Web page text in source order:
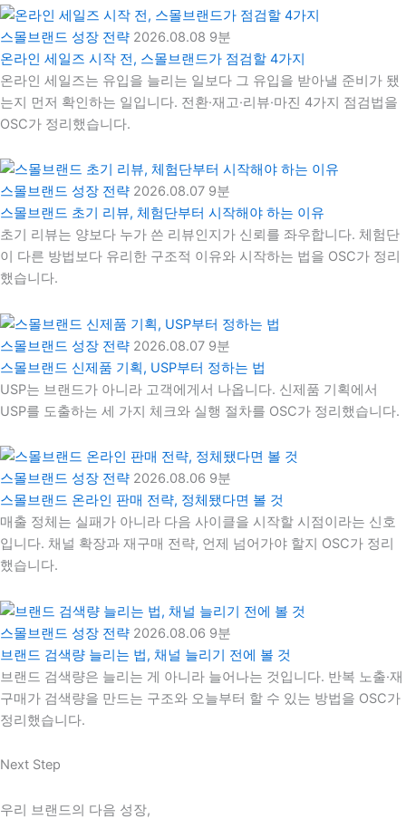
스몰브랜드 성장 전략 2026.08.08 9분
온라인 세일즈 시작 전, 스몰브랜드가 점검할 4가지
온라인 세일즈는 유입을 늘리는 일보다 그 유입을 받아낼 준비가 됐
는지 먼저 확인하는 일입니다. 전환·재고·리뷰·마진 4가지 점검법을
OSC가 정리했습니다.
스몰브랜드 성장 전략 2026.08.07 9분
스몰브랜드 초기 리뷰, 체험단부터 시작해야 하는 이유
초기 리뷰는 양보다 누가 쓴 리뷰인지가 신뢰를 좌우합니다. 체험단
이 다른 방법보다 유리한 구조적 이유와 시작하는 법을 OSC가 정리
했습니다.
스몰브랜드 성장 전략 2026.08.07 9분
스몰브랜드 신제품 기획, USP부터 정하는 법
USP는 브랜드가 아니라 고객에게서 나옵니다. 신제품 기획에서
USP를 도출하는 세 가지 체크와 실행 절차를 OSC가 정리했습니다.
스몰브랜드 성장 전략 2026.08.06 9분
스몰브랜드 온라인 판매 전략, 정체됐다면 볼 것
매출 정체는 실패가 아니라 다음 사이클을 시작할 시점이라는 신호
입니다. 채널 확장과 재구매 전략, 언제 넘어가야 할지 OSC가 정리
했습니다.
스몰브랜드 성장 전략 2026.08.06 9분
브랜드 검색량 늘리는 법, 채널 늘리기 전에 볼 것
브랜드 검색량은 늘리는 게 아니라 늘어나는 것입니다. 반복 노출·재
구매가 검색량을 만드는 구조와 오늘부터 할 수 있는 방법을 OSC가
정리했습니다.
Next Step
우리 브랜드의 다음 성장,